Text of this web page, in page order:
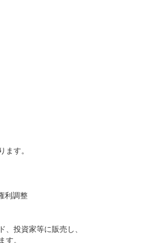
ます。
利調整
投資家等に販売し、
す。